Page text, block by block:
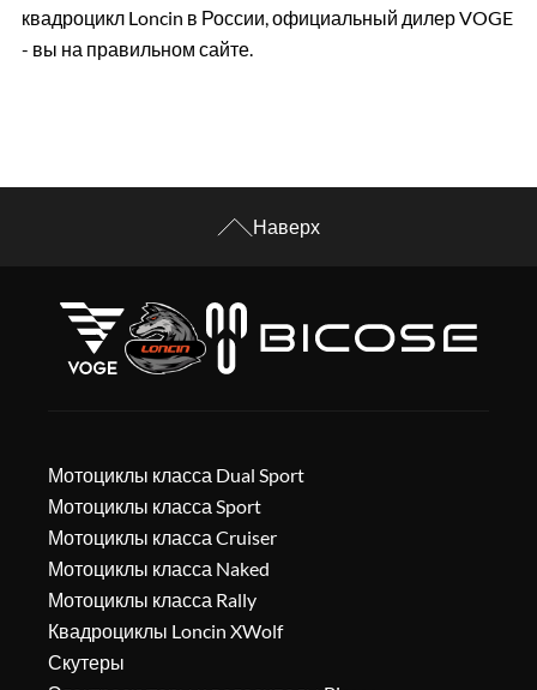
квадроцикл Loncin в России, официальный дилер VOGE
- вы на правильном сайте.
Наверх
Мотоциклы класса Dual Sport
Мотоциклы класса Sport
Мотоциклы класса Cruiser
Мотоциклы класса Naked
Мотоциклы класса Rally
Квадроциклы Loncin XWolf
Скутеры